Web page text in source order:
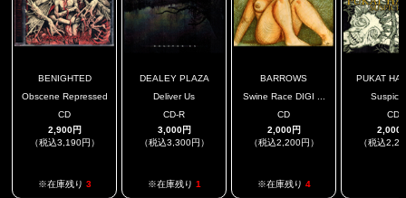
BENIGHTED
Obscene Repressed
CD
2,900円
（税込3,190円）
※在庫残り 3
DEALEY PLAZA
Deliver Us
CD-R
3,000円
（税込3,300円）
※在庫残り 1
BARROWS
Swine Race DIGI ...
CD
2,000円
（税込2,200円）
※在庫残り 4
PUKAT
CD
2,000
（税込